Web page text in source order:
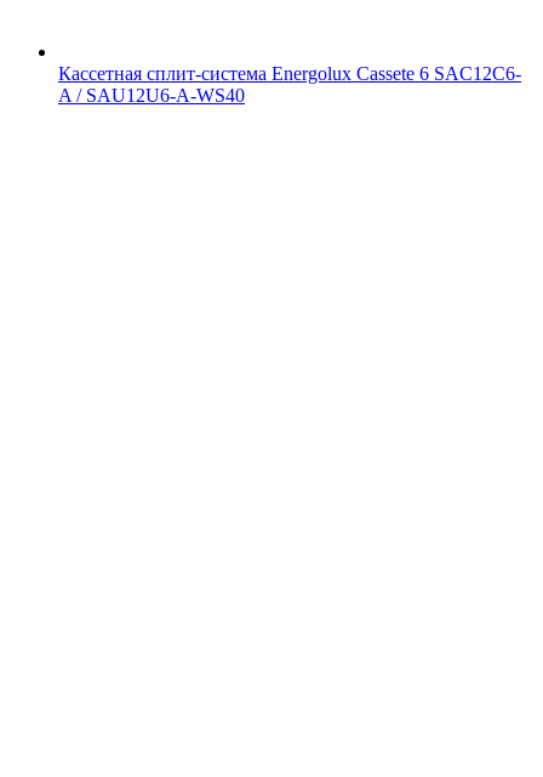
Кассетная сплит-система Energolux Cassete 6 SAC12C6-
A / SAU12U6-A-WS40